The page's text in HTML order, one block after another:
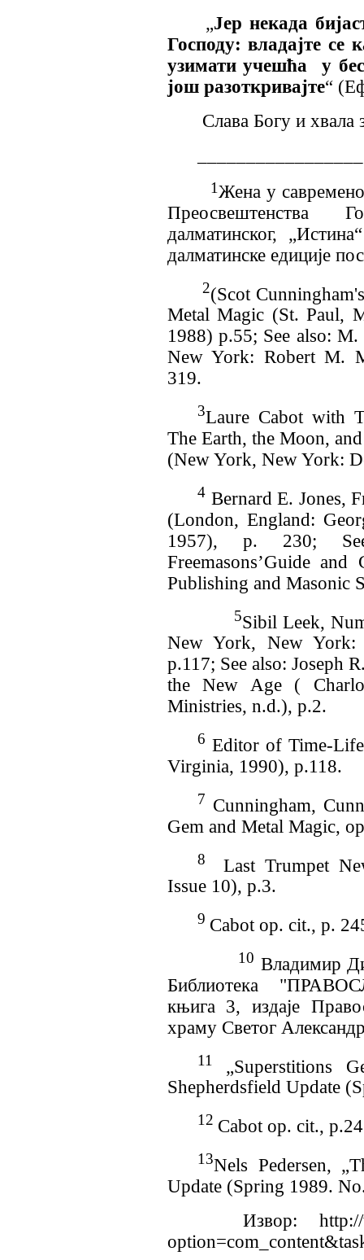
„Јер некада
Господу: владајте се
узимати учешћа
у
још разоткривајте“
Слава Богу и хвала
1Жена у
Преосвештенства
далматинског,
далматинске едиције
2(Scot
Metal Magic (St. Paul,
1988) p.55; See also: M.
New York: Robert M.
319.
3Laure Cabot with
The Earth, the Moon,
(New York, New York:
4 Bernard E. Jones,
(London, England:
1957), p. 230;
Freemasons’Guide
Publishing and Masonic
5Sibil Leek,
New York, New York:
p.117; See also: Joseph
the New Age (
Ministries, n.d.), p.2.
6 Editor of Time-
Virginia, 1990), p.118.
7 Cunningham,
Gem and Metal Magic,
8
Last Trumpet
Issue 10), p.3.
9 Cabot op. cit., p.
10 Владимир
Библиотека
књига 3, издаје
храму Светог
11 „Superstitions
Shepherdsfield Update
12 Cabot op. cit.,
13Nels Pedersen, „
Update (Spring 1989.
Извор: http://